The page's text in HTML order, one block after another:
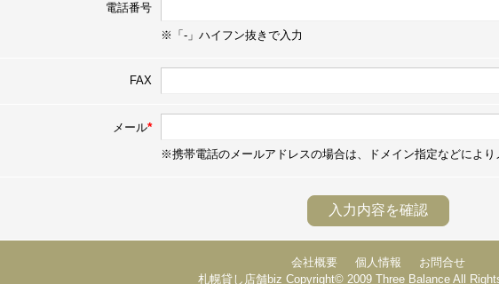
電話番号
※「-」ハイフン抜きで入力
FAX
メール*
※携帯電話のメールアドレスの場合は、ドメイン指定などによ
会社概要 個人情報
お問合せ
札幌貸し店舗biz Copyright© 2009 Three Balance All